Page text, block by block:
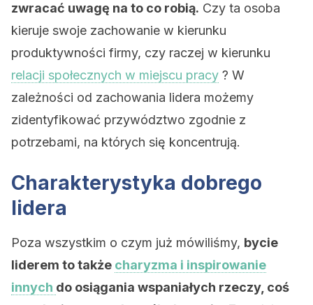
zwracać uwagę na to co robią. Czy ta osoba
kieruje swoje zachowanie w kierunku
produktywności firmy, czy raczej w kierunku
relacji społecznych w miejscu pracy ? W
zależności od zachowania lidera możemy
zidentyfikować przywództwo zgodnie z
potrzebami, na których się koncentrują.
Charakterystyka dobrego
lidera
Poza wszystkim o czym już mówiliśmy, bycie
liderem to także charyzma i inspirowanie
innych do osiągania wspaniałych rzeczy, coś